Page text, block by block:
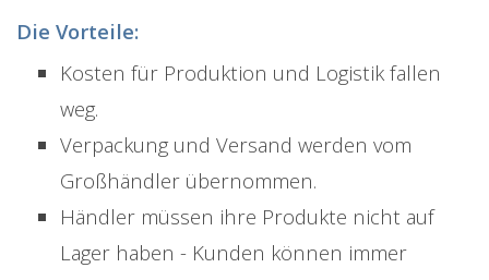
Die Vorteile:
Kosten für Produktion und Logistik fallen
weg.
Verpackung und Versand werden vom
Großhändler übernommen.
Händler müssen ihre Produkte nicht auf
Lager haben - Kunden können immer